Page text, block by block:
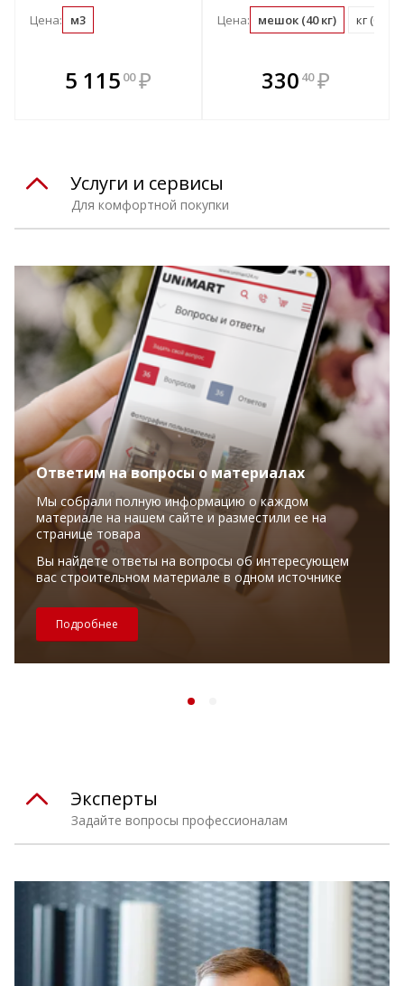
Цена: м3
5 115 00 ₽
В комплекте
всегда выгоднее!
Цена: мешок (40 кг) кг (0.03
В комплекте
всегда выгоднее!
330 40 ₽
Для комфортной покупки
Услуги и сервисы
Ответим на вопросы о материалах
Мы собрали полную информацию о каждом
материале на нашем сайте и разместили ее на
странице товара
Вы найдете ответы на вопросы об интересующем
вас строительном материале в одном источнике
Подробнее
Задайте вопросы профессионалам
Эксперты